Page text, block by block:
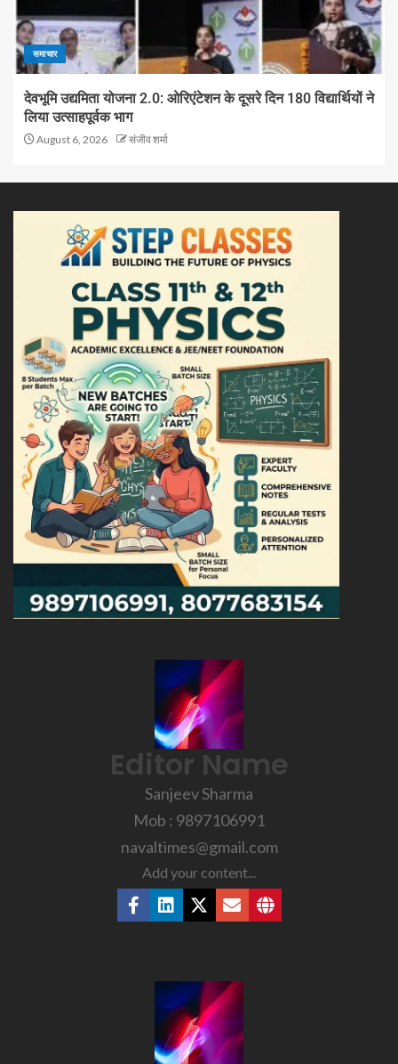
समाचार
देवभूमि उद्यमिता योजना 2.0: ओरिएंटेशन के दूसरे दिन 180 विद्यार्थियों ने
लिया उत्साहपूर्वक भाग
August 6, 2026 संजीव शर्मा
Editor Name
Sanjeev Sharma
Mob : 9897106991
navaltimes@gmail.com
Add your content...